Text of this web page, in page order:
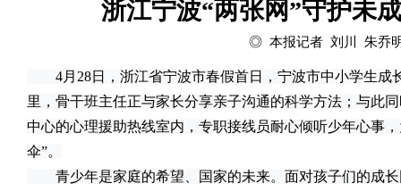
浙江宁波“两张网”守护未
◎ 本报记者 刘川 朱乔
4月28日，浙江省宁波市春假首日，宁波市中小学生成
里，骨干班主任正与家长分享亲子沟通的科学方法；与此
中心的心理援助热线室内，专职接线员耐心倾听少年心事
伞”。
青少年是家庭的希望、国家的未来。面对孩子们的成长